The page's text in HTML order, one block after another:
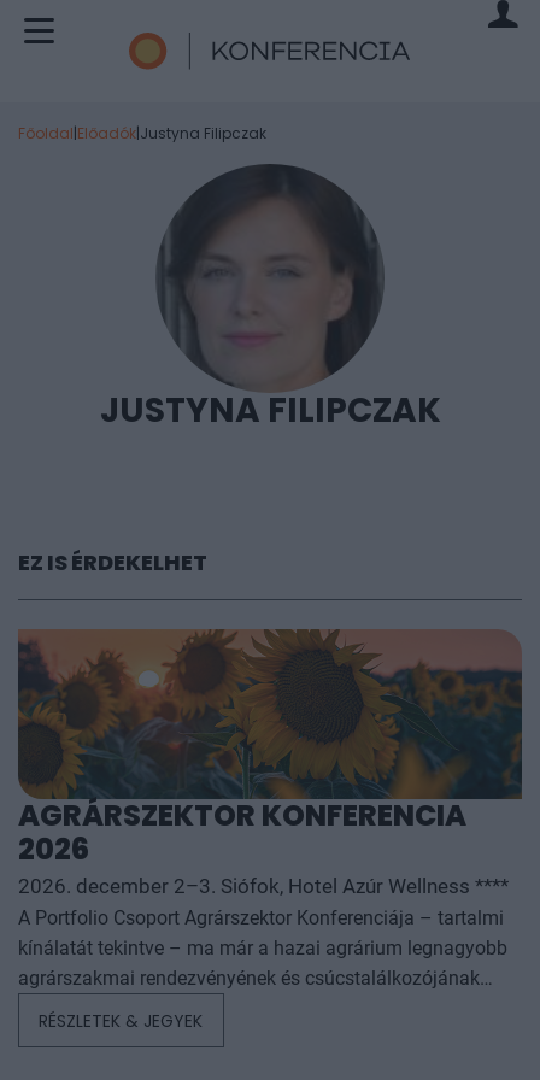
Főoldal|Előadók|Justyna Filipczak
JUSTYNA FILIPCZAK
EZ IS ÉRDEKELHET
AGRÁRSZEKTOR KONFERENCIA
2026
2026. december 2–3. Siófok, Hotel Azúr Wellness ****
A Portfolio Csoport Agrárszektor Konferenciája – tartalmi
kínálatát tekintve – ma már a hazai agrárium legnagyobb
agrárszakmai rendezvényének és csúcstalálkozójának
számít. A konferencia célja, hogy összegezze és elemezze
RÉSZLETEK & JEGYEK